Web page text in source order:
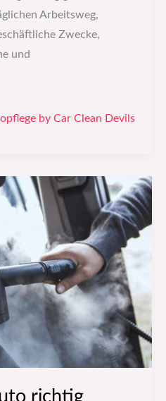
Arbeitsweg,
Zwecke,
und
by Car Clean Devils
richtig